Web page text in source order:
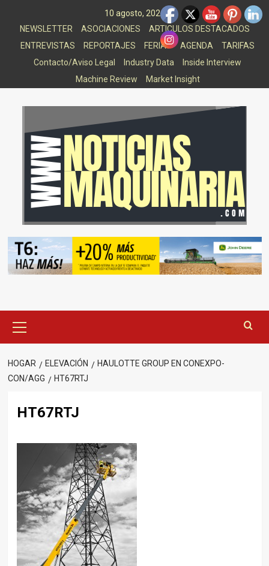
10 agosto, 2026
NEWSLETTER
ASOCIACIONES
ARTICULOS DESTACADOS
ENTREVISTAS
REPORTAJES FERIAS AGENDA
TARIFAS
Contacto/Aviso Legal
Industry Data
Inside Interview
Machine Review
Market Insight
principal
HOGAR ELEVACIÓN
HAULOTTE GROUP EN CONEXPO-
CON/AGG
HT67RTJ
HT67RTJ